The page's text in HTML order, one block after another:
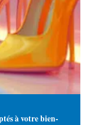
à votre bien-